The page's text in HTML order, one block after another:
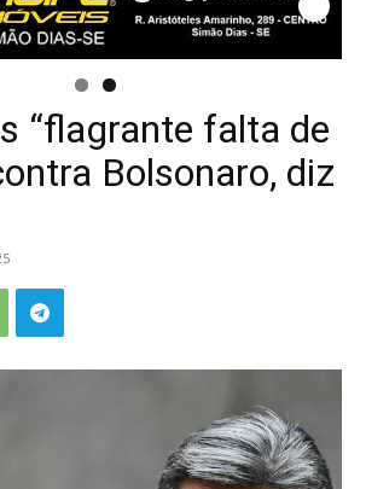
“flagrante falta de
Bolsonaro, diz